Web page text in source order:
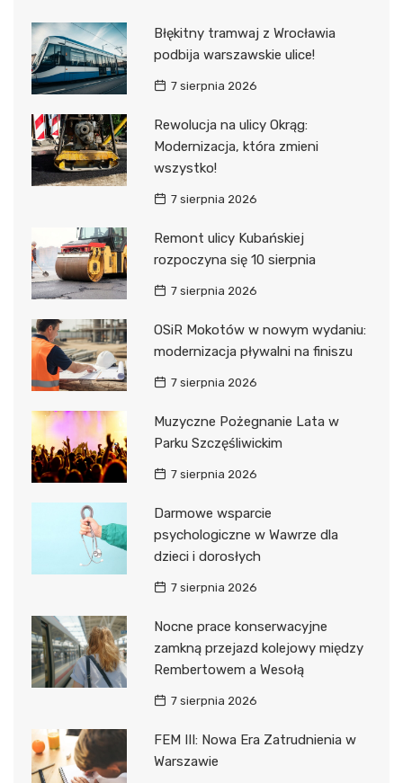
Błękitny tramwaj z Wrocławia
podbija warszawskie ulice!
7 sierpnia 2026
Rewolucja na ulicy Okrąg:
Modernizacja, która zmieni
wszystko!
7 sierpnia 2026
Remont ulicy Kubańskiej
rozpoczyna się 10 sierpnia
7 sierpnia 2026
OSiR Mokotów w nowym wydaniu:
modernizacja pływalni na finiszu
7 sierpnia 2026
Muzyczne Pożegnanie Lata w
Parku Szczęśliwickim
7 sierpnia 2026
Darmowe wsparcie
psychologiczne w Wawrze dla
dzieci i dorosłych
7 sierpnia 2026
Nocne prace konserwacyjne
zamkną przejazd kolejowy między
Rembertowem a Wesołą
7 sierpnia 2026
FEM III: Nowa Era Zatrudnienia w
Warszawie